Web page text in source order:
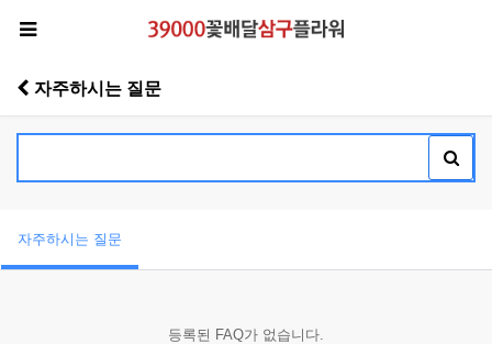
자주하시는 질문
자주하시는 질문
등록된 FAQ가 없습니다.